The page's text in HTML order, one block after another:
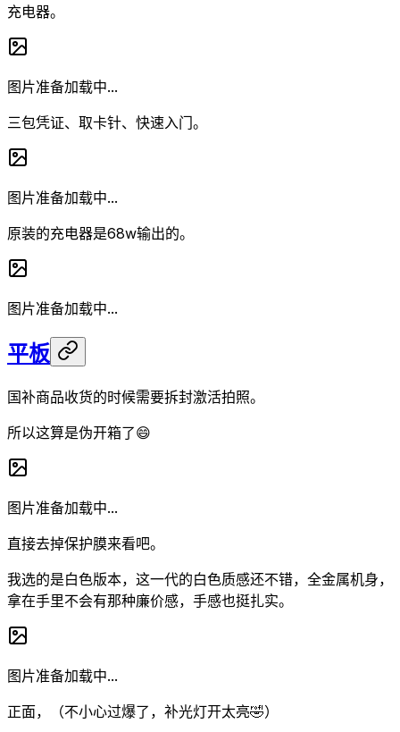
充电器。
图片准备加载中...
三包凭证、取卡针、快速入门。
图片准备加载中...
原装的充电器是68w输出的。
图片准备加载中...
平板
国补商品收货的时候需要拆封激活拍照。
所以这算是伪开箱了😄
图片准备加载中...
直接去掉保护膜来看吧。
我选的是白色版本，这一代的白色质感还不错，全金属机身，
拿在手里不会有那种廉价感，手感也挺扎实。
图片准备加载中...
正面，（不小心过爆了，补光灯开太亮🤣）